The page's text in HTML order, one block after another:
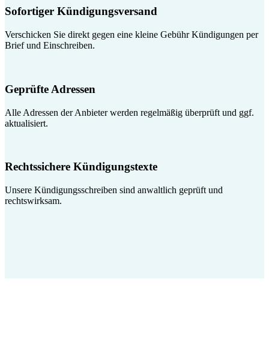
Sofortiger Kündigungsversand
Verschicken Sie direkt gegen eine kleine Gebühr Kündigungen per
Brief und Einschreiben.
Geprüfte Adressen
Alle Adressen der Anbieter werden regelmäßig überprüft und ggf.
aktualisiert.
Rechtssichere Kündigungstexte
Unsere Kündigungsschreiben sind anwaltlich geprüft und
rechtswirksam.